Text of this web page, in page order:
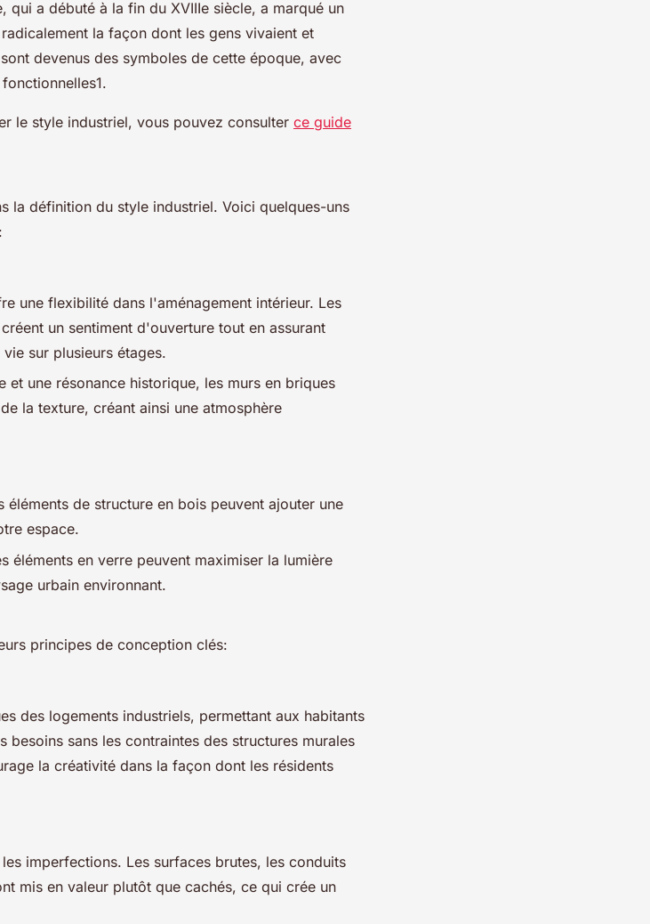
qui a débuté à la fin du XVIIIe siècle, a marqué un
la façon dont les gens vivaient et
devenus des symboles de cette époque, avec
le style industriel, vous pouvez consulter ce guide
la définition du style industriel. Voici quelques-uns
une flexibilité dans l'aménagement intérieur. Les
un sentiment d'ouverture tout en assurant
sur plusieurs étages.
et une résonance historique, les murs en briques
la texture, créant ainsi une atmosphère
éléments de structure en bois peuvent ajouter une
espace.
éléments en verre peuvent maximiser la lumière
urbain environnant.
principes de conception clés:
des logements industriels, permettant aux habitants
besoins sans les contraintes des structures murales
la créativité dans la façon dont les résidents
imperfections. Les surfaces brutes, les conduits
mis en valeur plutôt que cachés, ce qui crée un